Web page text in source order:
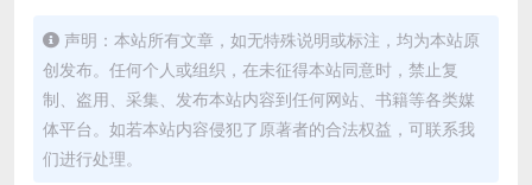
声明：本站所有文章，如无特殊说明或标注，均为本站原
创发布。任何个人或组织，在未征得本站同意时，禁止复
制、盗用、采集、发布本站内容到任何网站、书籍等各类媒
体平台。如若本站内容侵犯了原著者的合法权益，可联系我
们进行处理。